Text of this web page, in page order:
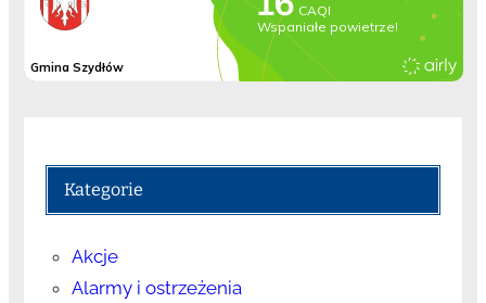
Kategorie
Akcje
Alarmy i ostrzeżenia